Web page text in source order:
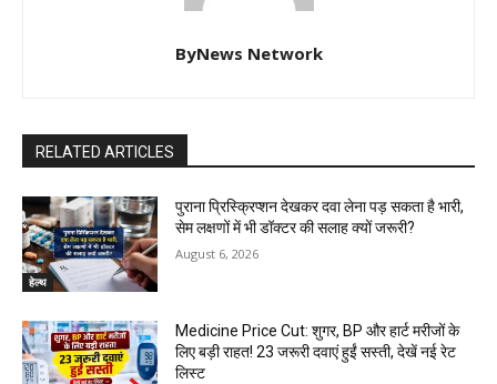
ByNews Network
RELATED ARTICLES
हेल्थ
पुराना प्रिस्क्रिप्शन देखकर दवा लेना पड़ सकता है भारी,
सेम लक्षणों में भी डॉक्टर की सलाह क्यों जरूरी?
August 6, 2026
Medicine Price Cut: शुगर, BP और हार्ट मरीजों के
लिए बड़ी राहत! 23 जरूरी दवाएं हुईं सस्ती, देखें नई रेट
लिस्ट